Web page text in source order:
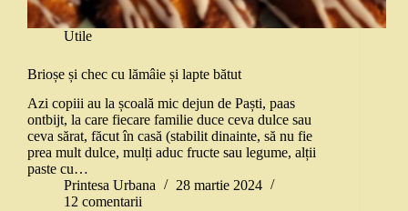
Utile
Brioșe și chec cu lămâie și lapte bătut
Azi copiii au la școală mic dejun de Paști, paas
ontbijt, la care fiecare familie duce ceva dulce sau
ceva sărat, făcut în casă (stabilit dinainte, să nu fie
prea mult dulce, mulți aduc fructe sau legume, alții
paste cu…
Printesa Urbana
28 martie 2024
12 comentarii